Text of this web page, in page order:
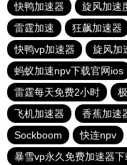
快鸭加速器
旋风加速
雷霆加速
狂飙加速器
快鸭vp加速器
旋风加
蚂蚁加速npv下载官网ios
雷霆每天免费2小时
飞机加速器
香蕉加速
Sockboom
快连npv
暴雪vp永久免费加速器下